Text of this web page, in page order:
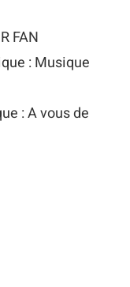
FAN
: Musique
: A vous de